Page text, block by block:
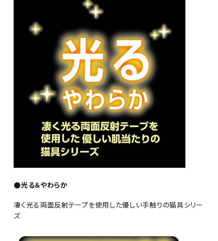
●光る＆やわらか
凄く光る両面反射テープを使用した優しい手触りの猫具シリー
ズ